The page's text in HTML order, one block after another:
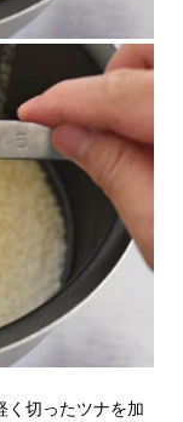
く切ったツナを加